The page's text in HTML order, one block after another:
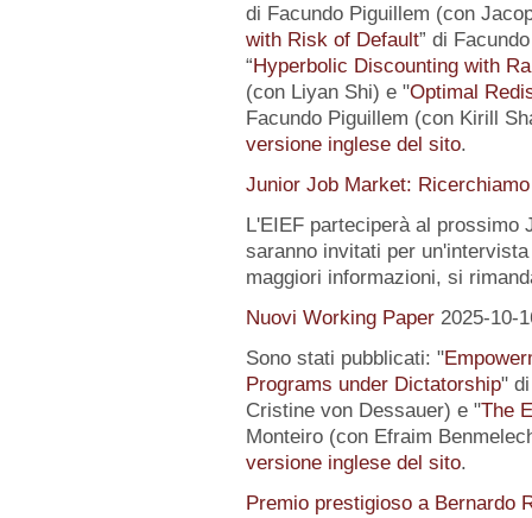
di Facundo Piguillem (con
with Risk of Default” di
“Hyperbolic Discounting with
(con Liyan Shi) e "Optimal
Facundo Piguillem (con Kirill
versione inglese del sito.
Junior Job Market:
L'EIEF parteciperà al prossimo
saranno invitati per
maggiori informazioni, si
Nuovi Working Paper 2025-10-
Sono stati pubblicati: "
Programs under Dictatorship"
Cristine von Dessauer) e "The
Monteiro (con Efraim
versione inglese del sito.
Premio prestigioso a Bernardo